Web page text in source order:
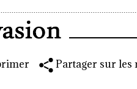
Partager sur les